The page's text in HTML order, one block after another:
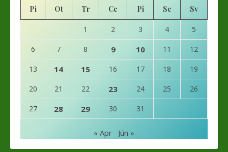
Pi Ot Tr Ce Pi Se Sv
1 2 3 4 5
6 7 8 9 10 11 12
13 14 15 16 17 18 19
20 21 22 23 24 25 26
27 28 29 30 31
« Apr Jūn »